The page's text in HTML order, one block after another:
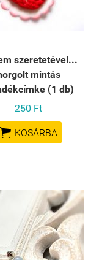
szeretetével...
mintás
(1 db)
250 Ft
 KOSÁRBA